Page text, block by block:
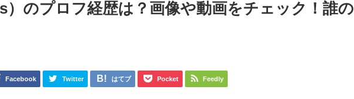
のプロフ経歴は？画像や動画をチェック！誰の
Facebook Twitter はてブ Pocket Feedly